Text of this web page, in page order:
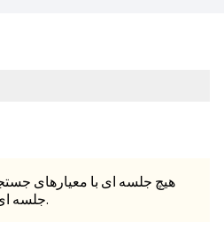
هیچ جلسه ای با معیارهای
جلسه ای برنامه ریزی نشده است.